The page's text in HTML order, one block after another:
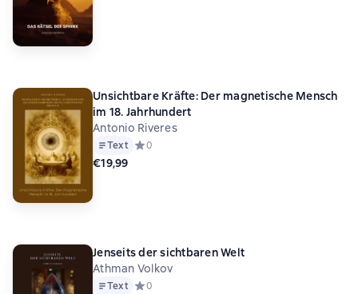
Unsichtbare Kräfte: Der magnetische Mensch
im 18. Jahrhundert
Antonio Riveres
Text Средний рейтинг 0 на основе 0 оценок
0
€19,99
Jenseits der sichtbaren Welt
Athman Volkov
Text Средний рейтинг 0 на основе 0 оценок
0